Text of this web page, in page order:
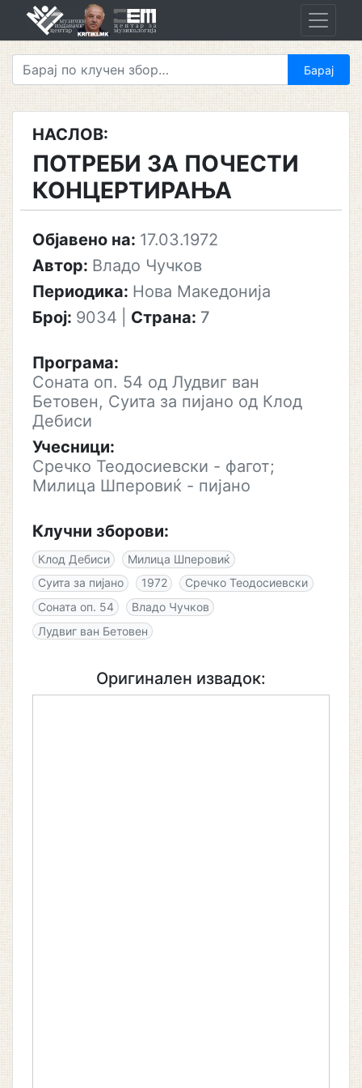
НАСЛОВ:
ПОТРЕБИ ЗА ПОЧЕСТИ
КОНЦЕРТИРАЊА
Објавено на: 17.03.1972
Автор: Владо Чучков
Периодика: Нова Македонија
Број: 9034 Страна: 7
Програма:
Соната оп. 54 од Лудвиг ван
Бетовен, Суита за пијано од Клод
Дебиси
Учесници:
Сречко Теодосиевски - фагот;
Милица Шперовиќ - пијано
Клучни зборови:
Клод Дебиси
Милица Шперовиќ
Суита за пијано
1972
Сречко Теодосиевски
Соната оп. 54
Владо Чучков
Лудвиг ван Бетовен
Оригинален извадок: